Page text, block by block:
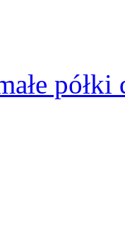
półki